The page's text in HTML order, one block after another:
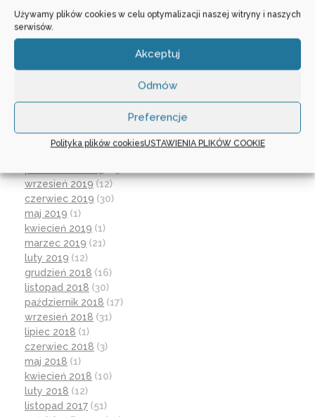
Używamy plików cookies w celu optymalizacji naszej witryny i naszych
serwisów.
Akceptuj
Odmów
Preferencje
Polityka plików cookiesUSTAWIENIA PLIKÓW COOKIE
lipiec 2021(2)
czerwiec 2021(27)
grudzień 2019(18)
wrzesień 2019 (12)
czerwiec 2019 (30)
maj 2019 (1)
kwiecień 2019 (1)
marzec 2019 (21)
luty 2019 (12)
grudzień 2018 (16)
listopad 2018 (30)
październik 2018 (17)
wrzesień 2018 (31)
lipiec 2018 (1)
czerwiec 2018 (3)
maj 2018 (1)
kwiecień 2018 (10)
luty 2018 (12)
listopad 2017 (51)